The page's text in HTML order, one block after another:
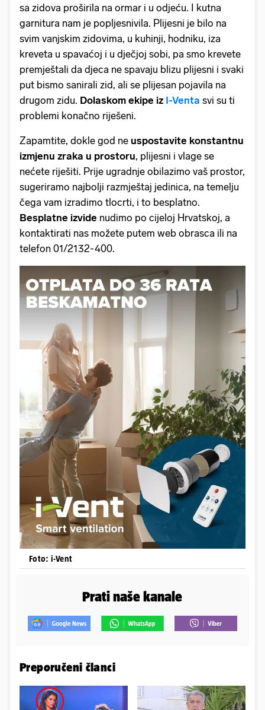
sa zidova proširila na ormar i u odjeću. I kutna
garnitura nam je popljesnivila. Plijesni je bilo na
svim vanjskim zidovima, u kuhinji, hodniku, iza
kreveta u spavaćoj i u dječjoj sobi, pa smo krevete
premještali da djeca ne spavaju blizu plijesni i svaki
put bismo sanirali zid, ali se plijesan pojavila na
drugom zidu. Dolaskom ekipe iz I-Venta svi su ti
problemi konačno riješeni.
Zapamtite, dokle god ne uspostavite konstantnu
izmjenu zraka u prostoru, plijesni i vlage se
nećete riješiti. Prije ugradnje obilazimo vaš prostor,
sugeriramo najbolji razmještaj jedinica, na temelju
čega vam izradimo tlocrti, i to besplatno.
Besplatne izvide nudimo po cijeloj Hrvatskoj, a
kontaktirati nas možete putem web obrasca ili na
telefon 01/2132-400.
Foto: i-Vent
Prati naše kanale
Preporučeni članci